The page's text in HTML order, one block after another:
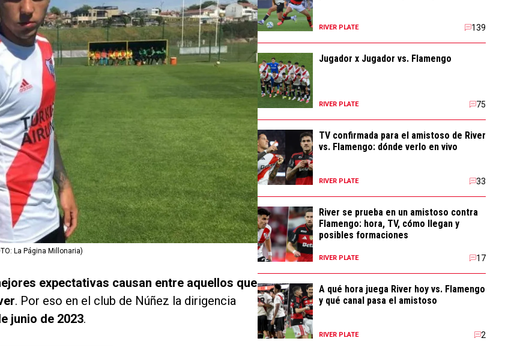
La Página Millonaria)
expectativas causan entre aquellos que
. Por eso en el club de Núñez la dirigencia
junio de 2023.
RIVER PLATE 139
Jugador x Jugador vs. Flamengo
RIVER PLATE 75
TV confirmada para el amistoso de River
vs. Flamengo: dónde verlo en vivo
RIVER PLATE 33
River se prueba en un amistoso contra
Flamengo: hora, TV, cómo llegan y
posibles formaciones
RIVER PLATE 17
A qué hora juega River hoy vs. Flamengo
y qué canal pasa el amistoso
RIVER PLATE 2